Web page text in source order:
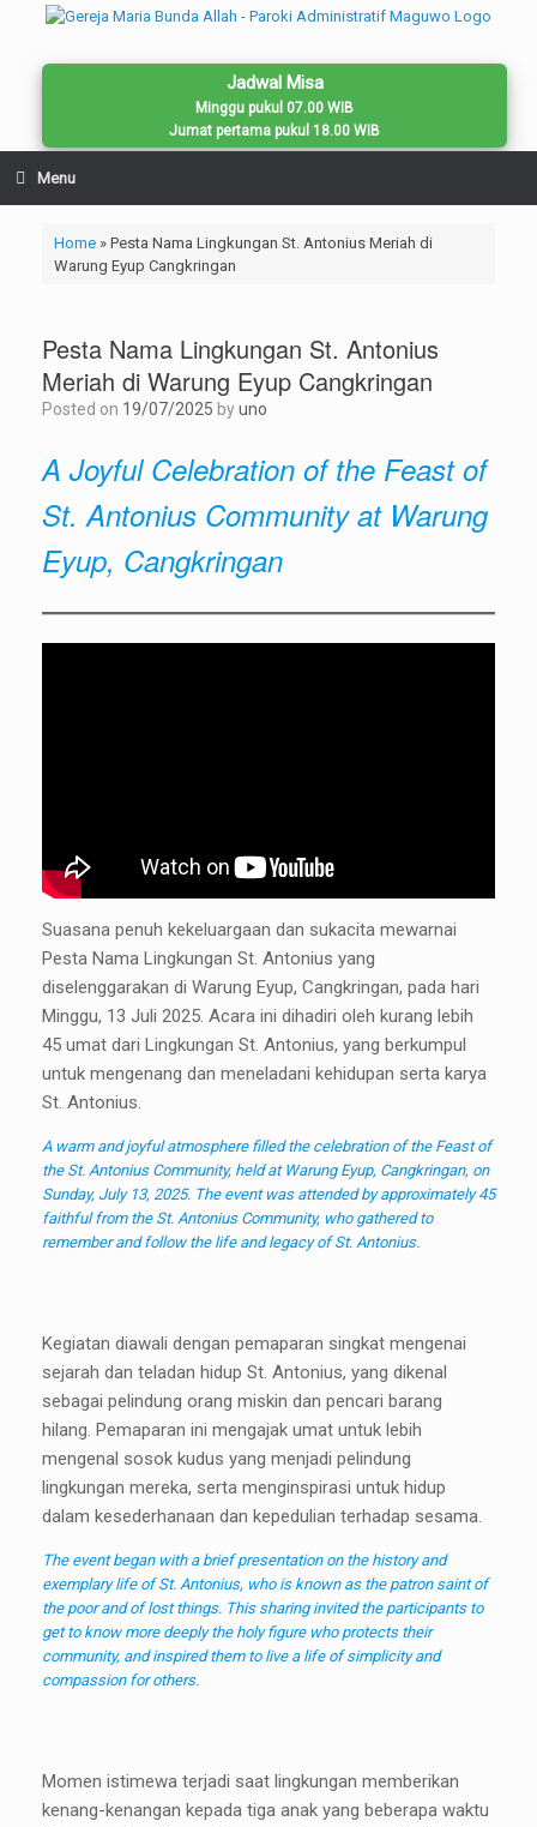
Jadwal Misa
Minggu pukul 07.00 WIB
Jumat pertama pukul 18.00 WIB
Menu
Home» Pesta Nama Lingkungan St. Antonius Meriah di
Warung Eyup Cangkringan
Pesta Nama Lingkungan St. Antonius
Meriah di Warung Eyup Cangkringan
Posted on 19/07/2025 byuno
A Joyful Celebration of the Feast of
St. Antonius Community at Warung
Eyup, Cangkringan
Suasana penuh kekeluargaan dan sukacita mewarnai
Pesta Nama Lingkungan St. Antonius yang
diselenggarakan di Warung Eyup, Cangkringan, pada hari
Minggu, 13 Juli 2025. Acara ini dihadiri oleh kurang lebih
45 umat dari Lingkungan St. Antonius, yang berkumpul
untuk mengenang dan meneladani kehidupan serta karya
St. Antonius.
A warm and joyful atmosphere filled the celebration of the Feast of
the St. Antonius Community, held at Warung Eyup, Cangkringan, on
Sunday, July 13, 2025. The event was attended by approximately 45
faithful from the St. Antonius Community, who gathered to
remember and follow the life and legacy of St. Antonius.
Kegiatan diawali dengan pemaparan singkat mengenai
sejarah dan teladan hidup St. Antonius, yang dikenal
sebagai pelindung orang miskin dan pencari barang
hilang. Pemaparan ini mengajak umat untuk lebih
mengenal sosok kudus yang menjadi pelindung
lingkungan mereka, serta menginspirasi untuk hidup
dalam kesederhanaan dan kepedulian terhadap sesama.
The event began with a brief presentation on the history and
exemplary life of St. Antonius, who is known as the patron saint of
the poor and of lost things. This sharing invited the participants to
get to know more deeply the holy figure who protects their
community, and inspired them to live a life of simplicity and
compassion for others.
Momen istimewa terjadi saat lingkungan memberikan
kenang-kenangan kepada tiga anak yang beberapa waktu